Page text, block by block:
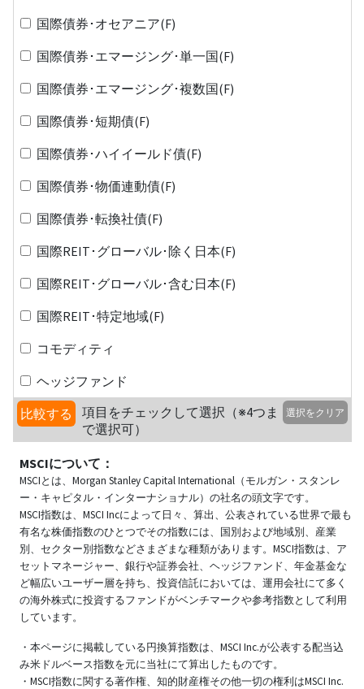
国際債券･オセアニア(F)
国際債券･エマージング･単一国(F)
国際債券･エマージング･複数国(F)
国際債券･短期債(F)
国際債券･ハイイールド債(F)
国際債券･物価連動債(F)
国際債券･転換社債(F)
国際REIT･グローバル･除く日本(F)
国際REIT･グローバル･含む日本(F)
国際REIT･特定地域(F)
コモディティ
ヘッジファンド
比較する
項目をチェックして選択（※4つま
で選択可）
選択をクリア
MSCIについて：
MSCIとは、Morgan Stanley Capital International（モルガン・スタンレ
ー・キャピタル・インターナショナル）の社名の頭文字です。
MSCI指数は、MSCI Incによって日々、算出、公表されている世界で最も
有名な株価指数のひとつでその指数には、国別および地域別、産業
別、セクター別指数などさまざまな種類があります。MSCI指数は、ア
セットマネージャー、銀行や証券会社、ヘッジファンド、年金基金な
ど幅広いユーザー層を持ち、投資信託においては、運用会社にて多く
の海外株式に投資するファンドがベンチマークや参考指数として利用
しています。
・本ページに掲載している円換算指数は、MSCI Inc.が公表する配当込
み米ドルベース指数を元に当社にて算出したものです。
・MSCI指数に関する著作権、知的財産権その他一切の権利はMSCI Inc.